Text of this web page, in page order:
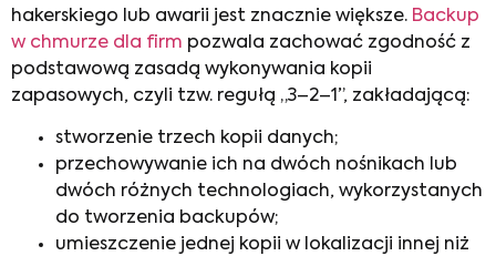
hakerskiego lub awarii jest znacznie większe. Backup
w chmurze dla firm pozwala zachować zgodność z
podstawową zasadą wykonywania kopii
zapasowych, czyli tzw. regułą „3–2–1”, zakładającą:
stworzenie trzech kopii danych;
przechowywanie ich na dwóch nośnikach lub
dwóch różnych technologiach, wykorzystanych
do tworzenia backupów;
umieszczenie jednej kopii w lokalizacji innej niż